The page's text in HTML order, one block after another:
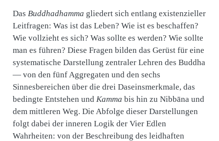
Das Buddhadhamma gliedert sich entlang existenzieller
Leitfragen: Was ist das Leben? Wie ist es beschaffen?
Wie vollzieht es sich? Was sollte es werden? Wie sollte
man es führen? Diese Fragen bilden das Gerüst für eine
systematische Darstellung zentraler Lehren des Buddha
— von den fünf Aggregaten und den sechs
Sinnesbereichen über die drei Daseinsmerkmale, das
bedingte Entstehen und Kamma bis hin zu Nibbāna und
dem mittleren Weg. Die Abfolge dieser Darstellungen
folgt dabei der inneren Logik der Vier Edlen
Wahrheiten: von der Beschreibung des leidhaften